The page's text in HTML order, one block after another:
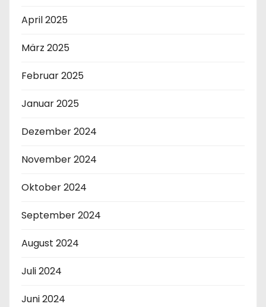
April 2025
März 2025
Februar 2025
Januar 2025
Dezember 2024
November 2024
Oktober 2024
September 2024
August 2024
Juli 2024
Juni 2024